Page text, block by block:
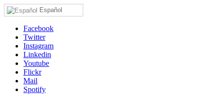
Español
Facebook
Twitter
Instagram
Linkedin
Youtube
Flickr
Mail
Spotify